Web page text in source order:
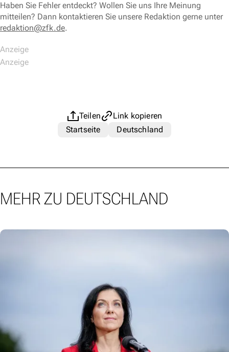
Haben Sie Fehler entdeckt? Wollen Sie uns Ihre Meinung
mitteilen? Dann kontaktieren Sie unsere Redaktion gerne unter
redaktion@zfk.de.
Teilen
Link kopieren
Startseite
Deutschland
MEHR ZU DEUTSCHLAND